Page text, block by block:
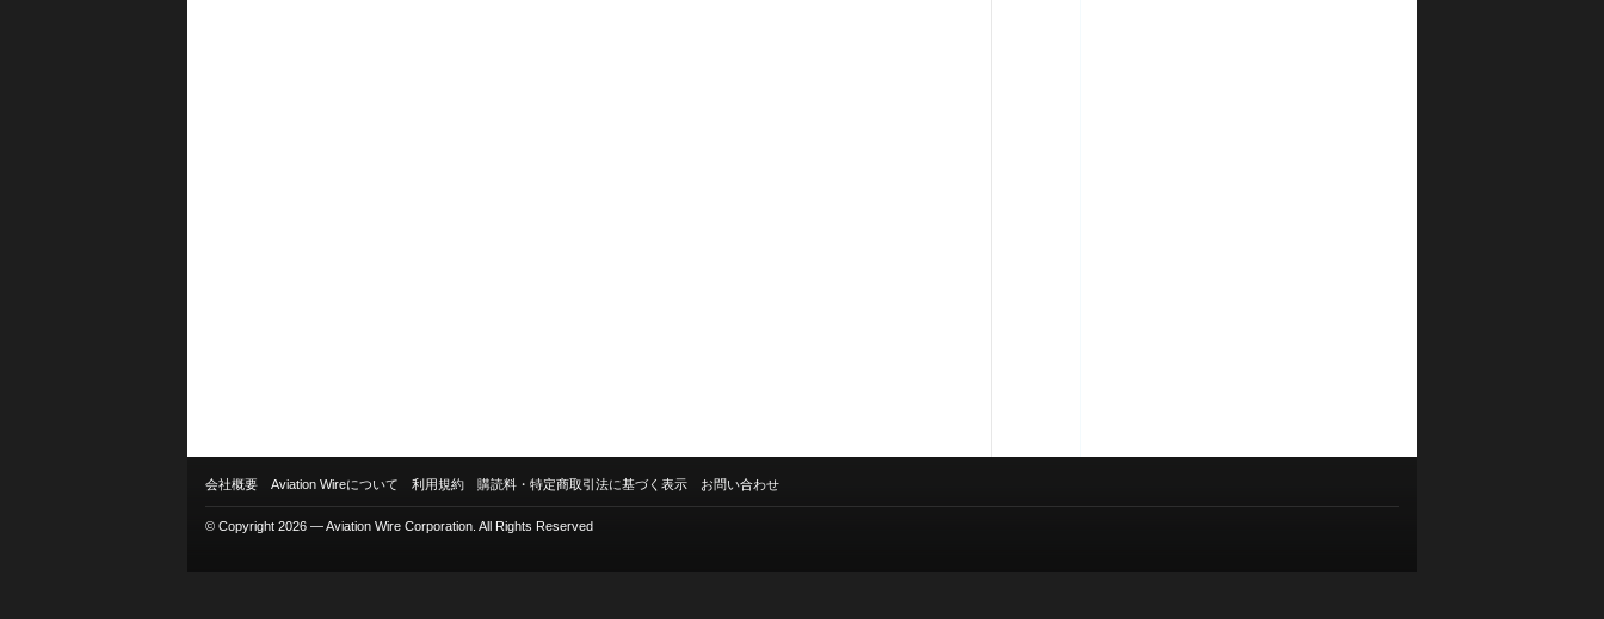
会社概要 Aviation Wireについて 利用規約 購読料・特定商取引法に基づく表示 お問い合わせ
© Copyright 2026 — Aviation Wire Corporation. All Rights Reserved